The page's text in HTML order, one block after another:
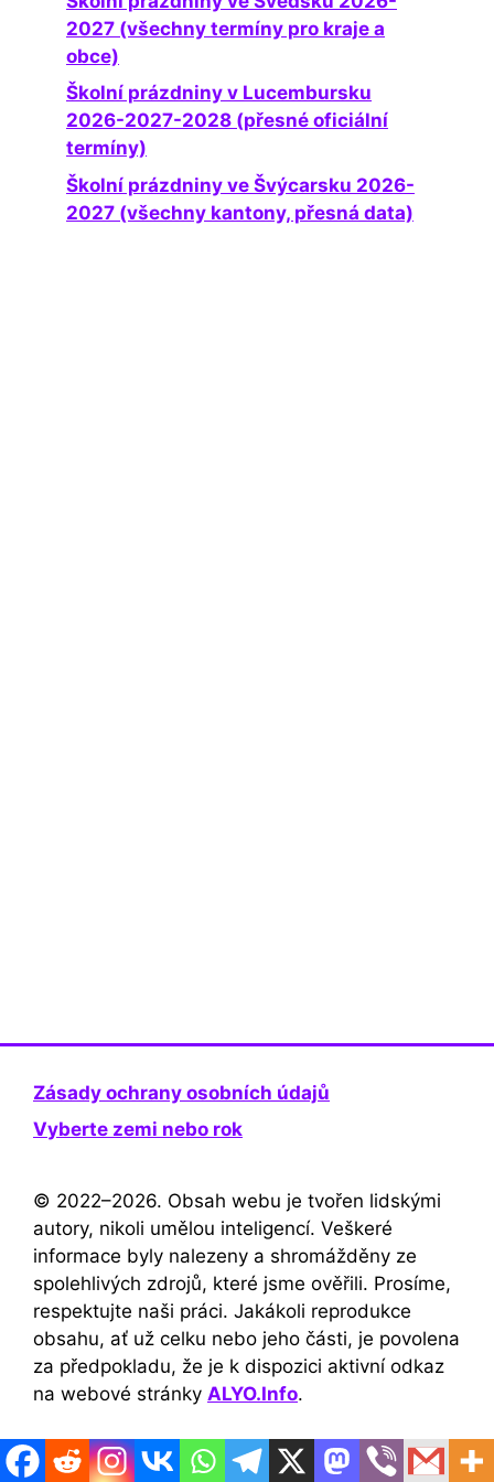
2027 (všechny termíny pro kraje a
obce)
Školní prázdniny v Lucembursku
2026-2027-2028 (přesné oficiální
termíny)
Školní prázdniny ve Švýcarsku 2026-
2027 (všechny kantony, přesná data)
Zásady ochrany osobních údajů
Vyberte zemi nebo rok
© 2022–2026. Obsah webu je tvořen lidskými
autory, nikoli umělou inteligencí. Veškeré
informace byly nalezeny a shromážděny ze
spolehlivých zdrojů, které jsme ověřili. Prosíme,
respektujte naši práci. Jakákoli reprodukce
obsahu, ať už celku nebo jeho části, je povolena
za předpokladu, že je k dispozici aktivní odkaz
na webové stránky ALYO.Info.